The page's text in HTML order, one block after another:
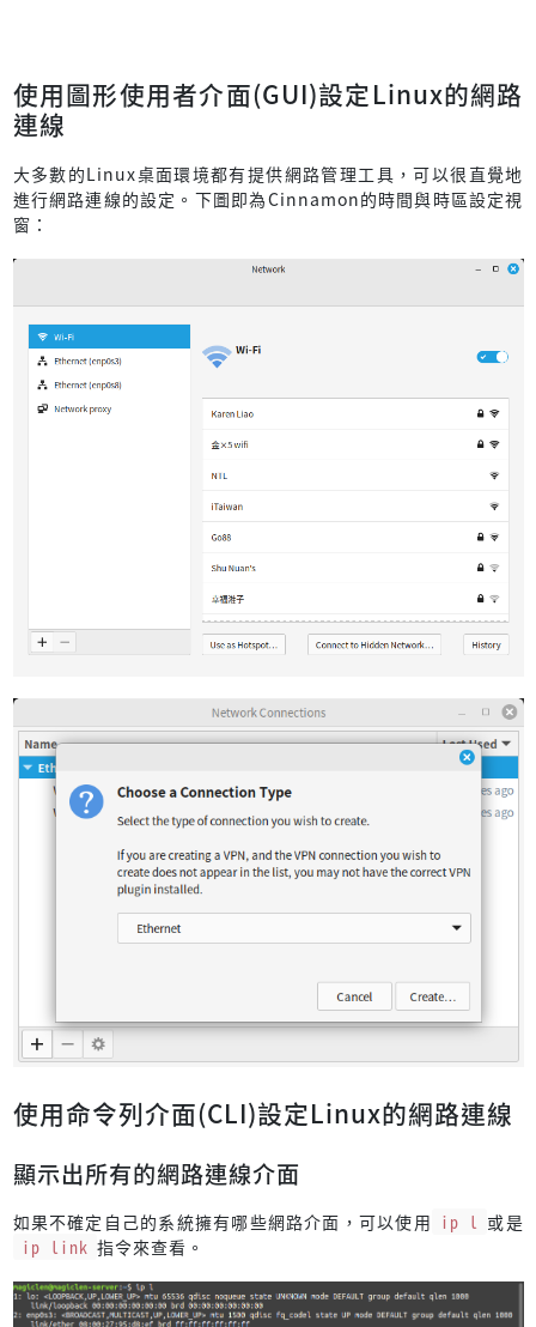
使用圖形使用者介面(GUI)設定Linux的網路
連線
大多數的Linux桌面環境都有提供網路管理工具，可以很直覺地
進行網路連線的設定。下圖即為Cinnamon的時間與時區設定視
窗：
使用命令列介面(CLI)設定Linux的網路連線
顯示出所有的網路連線介面
如果不確定自己的系統擁有哪些網路介面，可以使用 ip l 或是
ip link 指令來查看。